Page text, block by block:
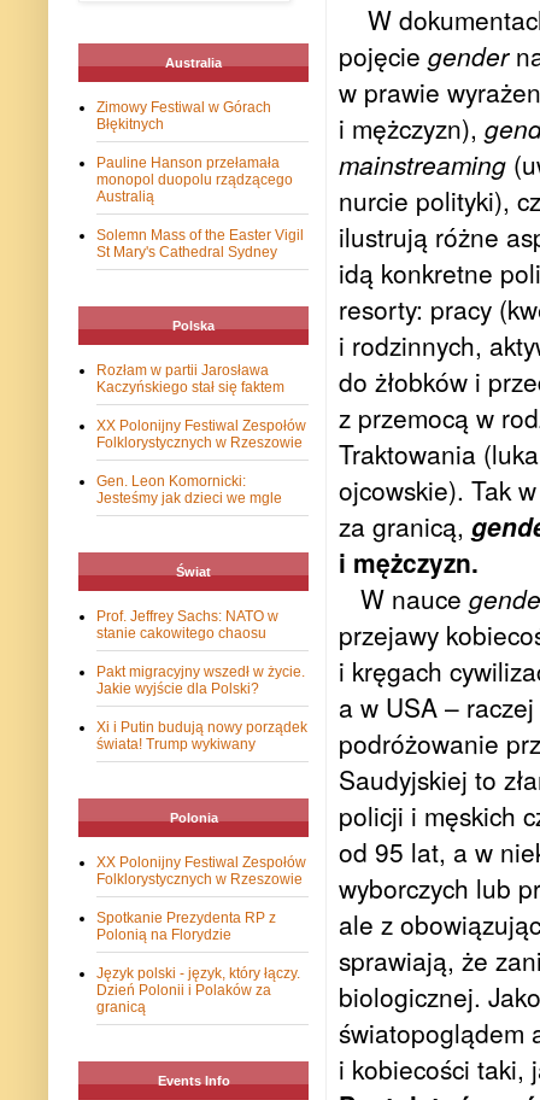
W
pojęcie gender
w prawie
i mężczyzn),
mainstreaming
nurcie polityki),
ilustrują różne
idą konkretne
resorty: pracy
i rodzinnych,
do żłobków i
z przemocą w
Traktowania
ojcowskie). Tak
za granicą,
i mężczyzn.
W nauce
przejawy
i kręgach
a w USA –
podróżowanie
Saudyjskiej to
policji i męskich
od 95 lat, a w
wyborczych lub
ale z
sprawiają, że
biologicznej.
światopoglądem
i kobiecości taki,
Australia
Zimowy Festiwal w Górach
Błękitnych
Pauline Hanson przełamała
monopol duopolu rządzącego
Australią
Solemn Mass of the Easter Vigil
St Mary's Cathedral Sydney
Polska
Rozłam w partii Jarosława
Kaczyńskiego stał się faktem
XX Polonijny Festiwal Zespołów
Folklorystycznych w Rzeszowie
Gen. Leon Komornicki:
Jesteśmy jak dzieci we mgle
Świat
Prof. Jeffrey Sachs: NATO w
stanie cakowitego chaosu
Pakt migracyjny wszedł w życie.
Jakie wyjście dla Polski?
Xi i Putin budują nowy porządek
świata! Trump wykiwany
Polonia
XX Polonijny Festiwal Zespołów
Folklorystycznych w Rzeszowie
Spotkanie Prezydenta RP z
Polonią na Florydzie
Język polski - język, który łączy.
Dzień Polonii i Polaków za
granicą
Events Info